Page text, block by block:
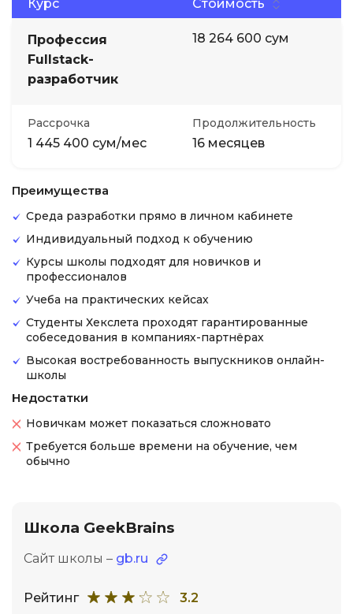
Курс Стоимость
Профессия
Fullstack-
разработчик
18 264 600 сум
Рассрочка
1 445 400 сум/мес
Продолжительность
16 месяцев
Преимущества
Среда разработки прямо в личном кабинете
Индивидуальный подход к обучению
Курсы школы подходят для новичков и
профессионалов
Учеба на практических кейсах
Студенты Хекслета проходят гарантированные
собеседования в компаниях-партнёрах
Высокая востребованность выпускников онлайн-
школы
Недостатки
Новичкам может показаться сложновато
Требуется больше времени на обучение, чем
обычно
Школа GeekBrains
Сайт школы – gb.ru
Рейтинг 3.2